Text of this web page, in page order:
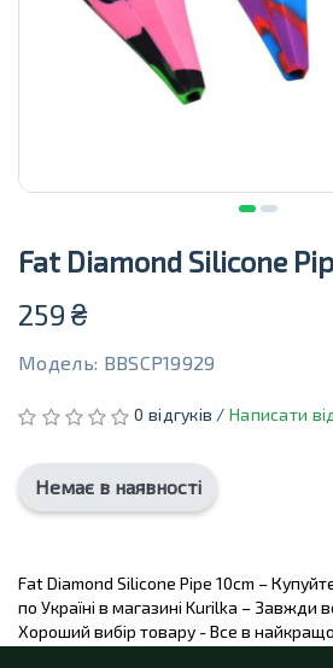
Fat Diamond Silicone
259 ₴
Модель: BBSCP19929
0 відгуків /Написати
Немає в наявності
Fat Diamond Silicone Pipe 10cm –
по Україні в магазині Kurilka – Завжди
Хороший вибір товару - Все в